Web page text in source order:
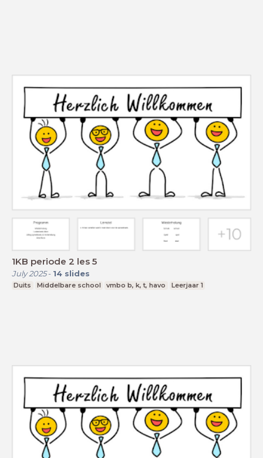
1KB periode 2 les 5
July 2025- 14 slides
Duits Middelbare school vmbo b, k, t, havo Leerjaar 1